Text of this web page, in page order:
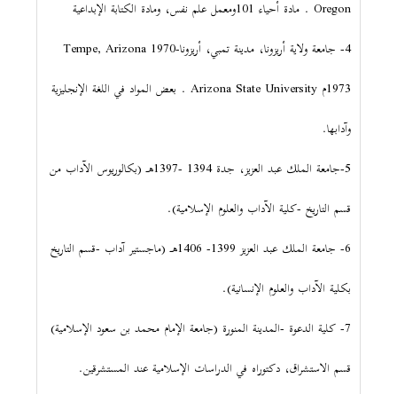
Oregon . مادة أحياء 101ومعمل علم نفس، ومادة الكتابة الإبداعية
4- جامعة ولاية أريزونا، مدينة تمبي، أريزوناTempe, Arizona 1970-
1973م Arizona State University . بعض المواد في اللغة الإنجليزية
وآدابها.
5-جامعة الملك عبد العزيز، جدة 1394 -1397هـ (بكالوريوس الآداب من
قسم التاريخ -كلية الآداب والعلوم الإسلامية).
6- جامعة الملك عبد العزيز 1399- 1406هـ (ماجستير آداب -قسم التاريخ
بكلية الآداب والعلوم الإنسانية).
7- كلية الدعوة -المدينة المنورة (جامعة الإمام محمد بن سعود الإسلامية)
قسم الاستشراق، دكتوراه في الدراسات الإسلامية عند المستشرقين.